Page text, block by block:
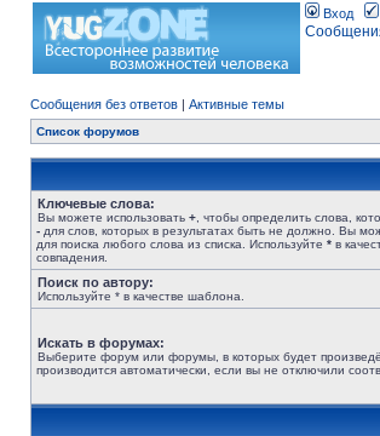
Вход
Сообщения без ответов | Активные темы
Список форумов
Ключевые слова:
Вы можете использовать + , чтобы определить слова,
- для слов, которых в результатах быть не должно. Вы
для поиска любого слова из списка. Используйте * в
совпадения.
Поиск по автору:
Используйте * в качестве шаблона.
Искать в форумах:
Выберите форум или форумы, в которых будет
производится автоматически, если вы не отключили